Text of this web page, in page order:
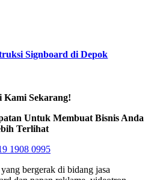
Signboard di Depok
Kami Sekarang!
Untuk Membuat Bisnis Anda
Terlihat
1908 0995
bergerak di bidang jasa